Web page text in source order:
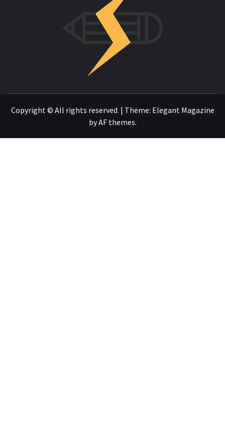
Copyright © All rights reserved. | Theme: Elegant Magazine
byAF themes.